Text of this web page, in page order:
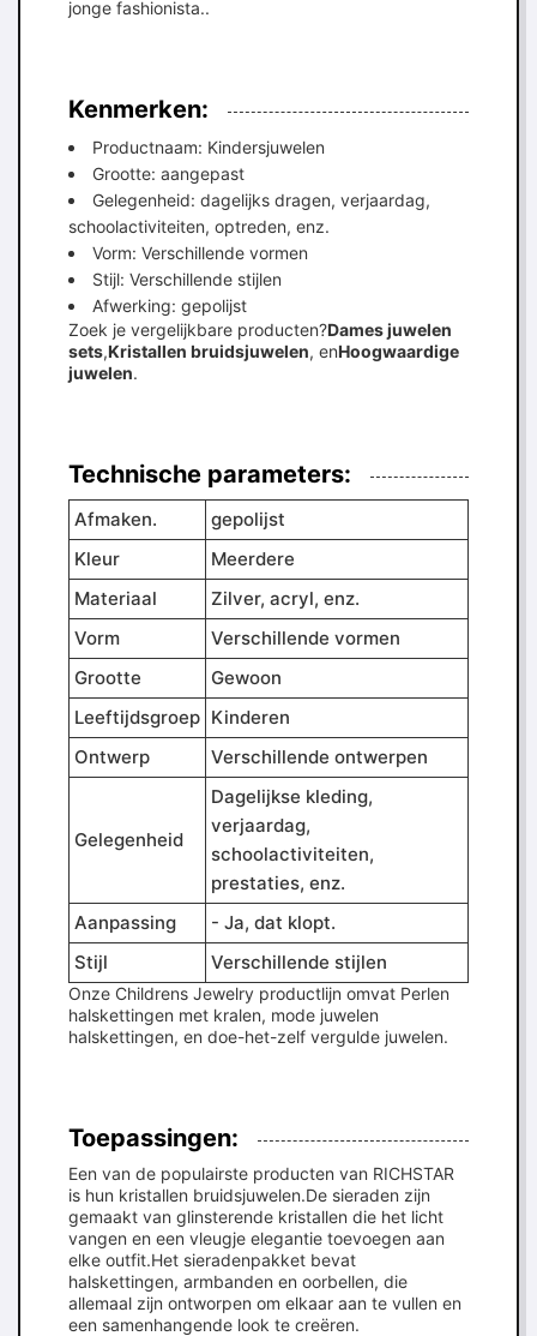
jonge fashionista..
Kenmerken:
Productnaam: Kindersjuwelen
Grootte: aangepast
Gelegenheid: dagelijks dragen, verjaardag,
schoolactiviteiten, optreden, enz.
Vorm: Verschillende vormen
Stijl: Verschillende stijlen
Afwerking: gepolijst
Zoek je vergelijkbare producten?Dames juwelen
sets,Kristallen bruidsjuwelen, enHoogwaardige
juwelen.
Technische parameters:
Afmaken.
gepolijst
Kleur
Meerdere
Materiaal
Zilver, acryl, enz.
Vorm
Verschillende vormen
Grootte
Gewoon
Leeftijdsgroep Kinderen
Ontwerp
Verschillende ontwerpen
Gelegenheid
Dagelijkse kleding,
verjaardag,
schoolactiviteiten,
prestaties, enz.
Aanpassing
- Ja, dat klopt.
Stijl
Verschillende stijlen
Onze Childrens Jewelry productlijn omvat Perlen
halskettingen met kralen, mode juwelen
halskettingen, en doe-het-zelf vergulde juwelen.
Toepassingen:
Een van de populairste producten van RICHSTAR
is hun kristallen bruidsjuwelen.De sieraden zijn
gemaakt van glinsterende kristallen die het licht
vangen en een vleugje elegantie toevoegen aan
elke outfit.Het sieradenpakket bevat
halskettingen, armbanden en oorbellen, die
allemaal zijn ontworpen om elkaar aan te vullen en
een samenhangende look te creëren.